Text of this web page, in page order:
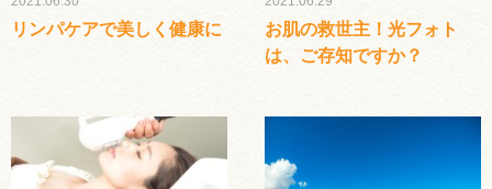
リンパケアで美しく健康に
お肌の救世主！光フォト
は、ご存知ですか？